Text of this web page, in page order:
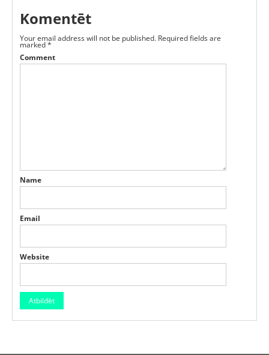
Komentēt
Your email address will not be published. Required fields are
marked*
Comment
Name
Email
Website